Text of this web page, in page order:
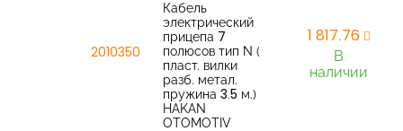
2010350
Кабель
электрический
прицепа 7
полюсов тип N (
пласт. вилки
разб. метал.
пружина 3.5 м.)
HAKAN
OTOMOTIV
1 817,76
В
наличии